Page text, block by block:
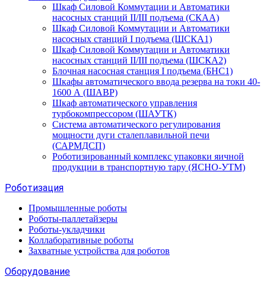
Шкаф Силовой Коммутации и Автоматики
насосных станций II/III подъема (СКАА)
Шкаф Силовой Коммутации и Автоматики
насосных станций I подъема (ШСКА1)
Шкаф Силовой Коммутации и Автоматики
насосных станций II/III подъема (ШСКА2)
Блочная насосная станция I подъема (БНС1)
Шкафы автоматического ввода резерва на токи 40-
1600 А (ШАВР)
Шкаф автоматического управления
турбокомпрессором (ШАУТК)
Система автоматического регулирования
мощности дуги сталеплавильной печи
(САРМДСП)
Роботизированный комплекс упаковки яичной
продукции в транспортную тару (ЯСНО-УТМ)
Роботизация
Промышленные роботы
Роботы-паллетайзеры
Роботы-укладчики
Коллаборативные роботы
Захватные устройства для роботов
Оборудование